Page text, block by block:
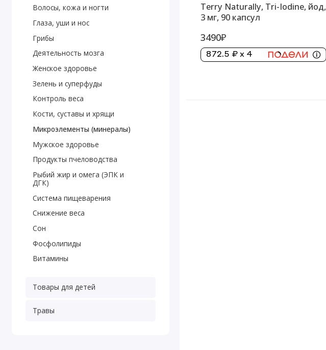
Волосы, кожа и ногти
Глаза, уши и нос
Грибы
Деятельность мозга
Женское здоровье
Зелень и суперфуды
Контроль веса
Кости, суставы и хрящи
Микроэлементы (минералы)
Мужское здоровье
Продукты пчеловодства
Рыбий жир и омега (ЭПК и
ДГК)
Система пищеварения
Снижение веса
Сон
Фосфолипиды
Витамины
Товары для детей
Травы
Terry Naturally, Tri-Iodine, йод,
3 мг, 90 капсул
3490₽
872.5 ₽ x 4